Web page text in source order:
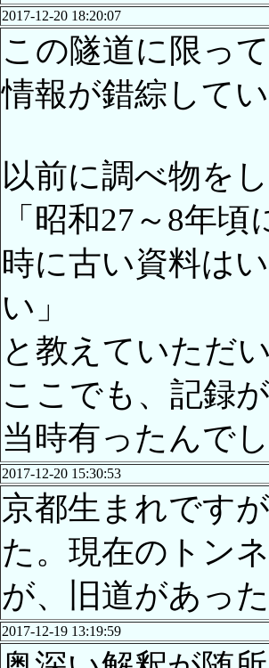
2017-12-20 18:20:07
この隧道に限っ
情報が錯綜して
以前に調べ物を
「昭和27～8年
時に古い資料は
い」
と教えていただ
ここでも、記録
当時有ったんで
2017-12-20 15:30:53
京都生まれです
た。現在のトン
が、旧道があっ
2017-12-19 13:19:59